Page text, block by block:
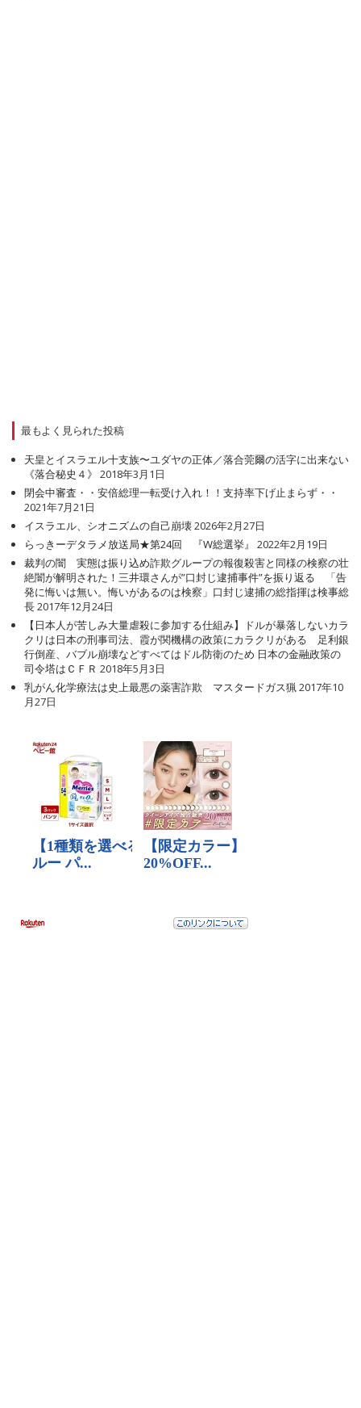
最もよく見られた投稿
天皇とイスラエル十支族〜ユダヤの正体／落合莞爾の活字に出来ない
《落合秘史４》 2018年3月1日
閉会中審査・・安倍総理一転受け入れ！！支持率下げ止まらず・・
2021年7月21日
イスラエル、シオニズムの自己崩壊2026年2月27日
らっきーデタラメ放送局★第24回 『W総選挙』
2022年2月19日
裁判の闇 実態は振り込め詐欺グループの報復殺害と同様の検察の壮
絶闇が解明された！三井環さんが”口封じ逮捕事件”を振り返る 「告
発に悔いは無い。悔いがあるのは検察」口封じ逮捕の総指揮は検事総
長2017年12月24日
【日本人が苦しみ大量虐殺に参加する仕組み】ドルが暴落しないカラ
クリは日本の刑事司法、霞が関機構の政策にカラクリがある 足利銀
行倒産、バブル崩壊などすべてはドル防衛のため 日本の金融政策の
司令塔はＣＦＲ 2018年5月3日
乳がん化学療法は史上最悪の薬害詐欺 マスタードガス猟 2017年10
月27日